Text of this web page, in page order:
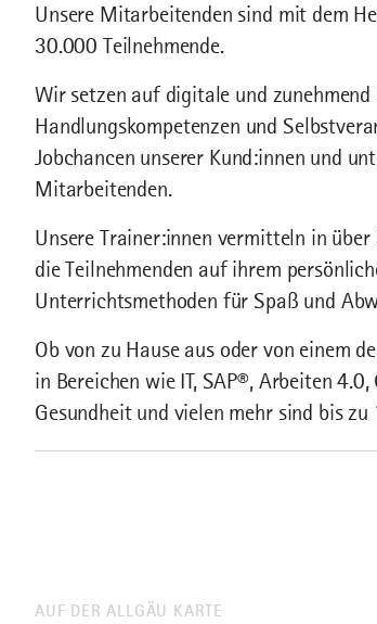
Unsere Mitarbeitenden sind mit dem
30.000 Teilnehmende.
Wir setzen auf digitale und
Handlungskompetenzen und
Jobchancen unserer Kund:innen und
Mitarbeitenden.
Unsere Trainer:innen vermitteln in
die Teilnehmenden auf ihrem
Unterrichtsmethoden für Spaß und
Ob von zu Hause aus oder von einem
in Bereichen wie IT, SAP®, Arbeiten
Gesundheit und vielen mehr sind bis
AUF DER ALLGÄU KARTE